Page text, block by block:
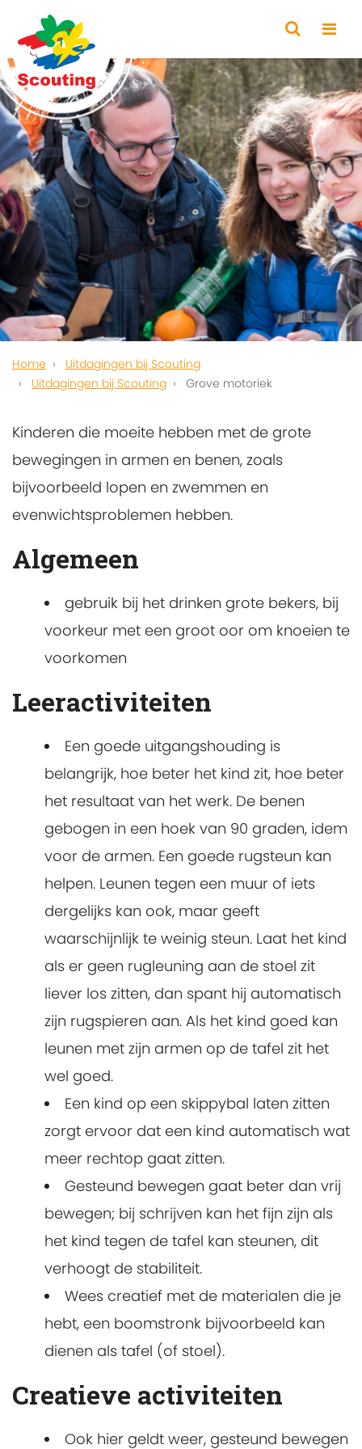
Home
Uitdagingen bij Scouting
Uitdagingen bij Scouting
Grove motoriek
Kinderen die moeite hebben met de grote
bewegingen in armen en benen, zoals
bijvoorbeeld lopen en zwemmen en
evenwichtsproblemen hebben.
Algemeen
gebruik bij het drinken grote bekers, bij
voorkeur met een groot oor om knoeien te
voorkomen
Leeractiviteiten
Een goede uitgangshouding is
belangrijk, hoe beter het kind zit, hoe beter
het resultaat van het werk. De benen
gebogen in een hoek van 90 graden, idem
voor de armen. Een goede rugsteun kan
helpen. Leunen tegen een muur of iets
dergelijks kan ook, maar geeft
waarschijnlijk te weinig steun. Laat het kind
als er geen rugleuning aan de stoel zit
liever los zitten, dan spant hij automatisch
zijn rugspieren aan. Als het kind goed kan
leunen met zijn armen op de tafel zit het
wel goed.
Een kind op een skippybal laten zitten
zorgt ervoor dat een kind automatisch wat
meer rechtop gaat zitten.
Gesteund bewegen gaat beter dan vrij
bewegen; bij schrijven kan het fijn zijn als
het kind tegen de tafel kan steunen, dit
verhoogt de stabiliteit.
Wees creatief met de materialen die je
hebt, een boomstronk bijvoorbeeld kan
dienen als tafel (of stoel).
Creatieve activiteiten
Ook hier geldt weer, gesteund bewegen